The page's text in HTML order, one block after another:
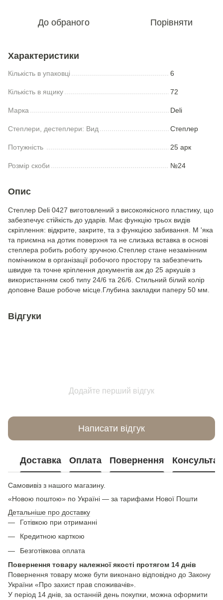
До обраного Порівняти
Характеристики
Кількість в упаковці 6
Кількість в ящику 72
Марка Deli
Степлери, дестеплери: Вид Степлер
Потужність 25 арк
Розмір скоби №24
Опис
Степлер Deli 0427 виготовлений з високоякісного пластику, що
забезпечує стійкість до ударів. Має функцію трьох видів
скріплення: відкрите, закрите, та з функцією забивання. М 'яка
та приємна на дотик поверхня та не слизька вставка в основі
степлера робить роботу зручною.Степлер стане незамінним
помічником в організації робочого простору та забезпечить
швидке та точне кріплення документів аж до 25 аркушів з
використанням скоб типу 24/6 та 26/6. Стильний білий колір
доповне Ваше робоче місце.Глубина закладки паперу 50 мм.
Відгуки
Додайте перший відгук
Написати відгук
Доставка Оплата Повернення
Самовивіз з нашого магазину.
«Новою поштою» по Україні — за тарифами Нової Пошти
Детальніше про доставку
Готівкою при отриманні
Кредитною карткою
Безготівкова оплата
Повернення товару належної якості протягом 14 днів
Повернення товару може бути виконано відповідно до Закону
України «Про захист прав споживачів».
У період 14 днів, за останній день покупки, можна оформити